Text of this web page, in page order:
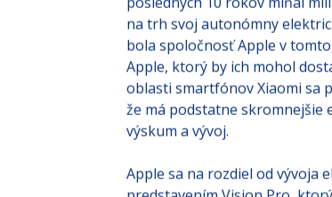
Možno neexistuje lepší
zlyhanie pri realizácii projektu
posledných 10 rokov míňal
na trh svoj autonómny
bola spoločnosť Apple v
Apple, ktorý by ich mohol
oblasti smartfónov Xiaomi sa
že má podstatne skromnejšie
výskum a vývoj.